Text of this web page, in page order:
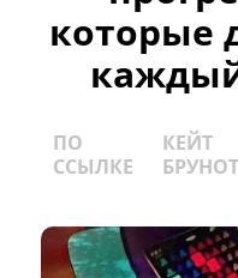
которые
ПО
ССЫЛКЕ
КЕЙТ